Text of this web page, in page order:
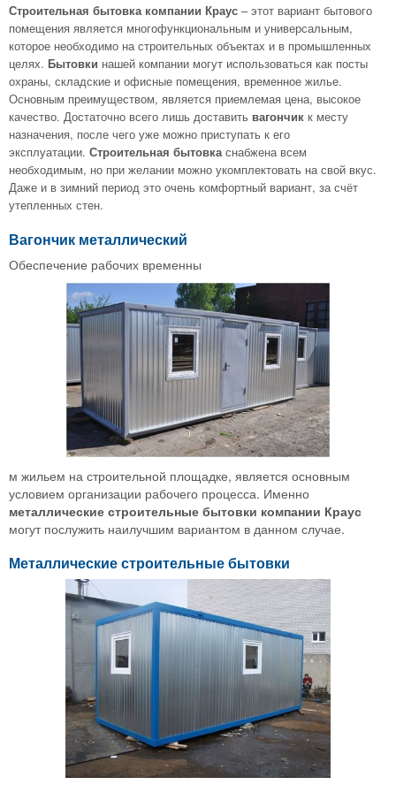
Строительная бытовка компании Краус – этот вариант бытового
помещения является многофункциональным и универсальным,
которое необходимо на строительных объектах и в промышленных
целях. Бытовки нашей компании могут использоваться как посты
охраны, складские и офисные помещения, временное жилье.
Основным преимуществом, является приемлемая цена, высокое
качество. Достаточно всего лишь доставить вагончик к месту
назначения, после чего уже можно приступать к его
эксплуатации. Строительная бытовкаснабжена всем
необходимым, но при желании можно укомплектовать на свой вкус.
Даже и в зимний период это очень комфортный вариант, за счёт
утепленных стен.
Вагончик металлический
Обеспечение рабочих временны
м жильем на строительной площадке, является основным
условием организации рабочего процесса. Именно
металлические строительные бытовки компании Краус
могут послужить наилучшим вариантом в данном случае.
Металлические строительные бытовки